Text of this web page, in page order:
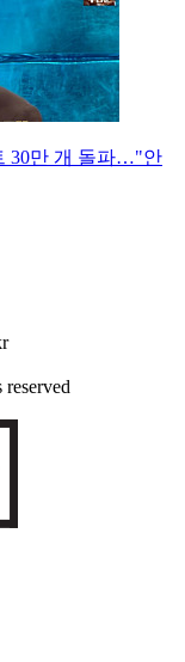
30만 개 돌파…"안